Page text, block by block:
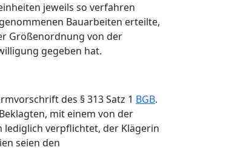
jeweils so verfahren
Bauarbeiten erteilte,
Größenordnung von der
gegeben hat.
des § 313 Satz 1 BGB.
mit einem von der
lediglich verpflichtet, der Klägerin
seien den